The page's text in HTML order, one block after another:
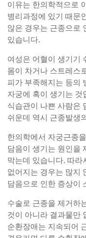
이유는 한의학적으로
병리과정에 있기 때문
않은 경우는 근종으로
있습니다.
여성은 어혈이 생기기
몸이 차거나 스트레스
피가 부족해지는 등의
자궁에 혹이 생기는 것
식습관이 나쁜 사람은
쉬운데 역시 근종발생
한의학에서 자궁근종
담음이 생기는 원인을
막는데 있습니다. 따라
없어지는 경우는 많지
담음으로 인한 증상이
수술로 근종을 제거하
것이 아니라 결과물만
순환장애는 지속되어